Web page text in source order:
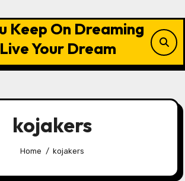
Keep On Dreaming
Your Dream
kojakers
Home kojakers